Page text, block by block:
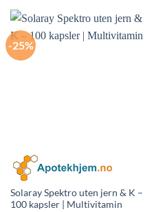
-25%
Solaray Spektro uten jern & K –
100 kapsler | Multivitamin